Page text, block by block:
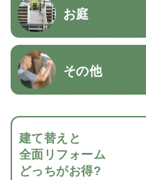
お庭
その他
建て替えと
全面リフォーム
どっちがお得?